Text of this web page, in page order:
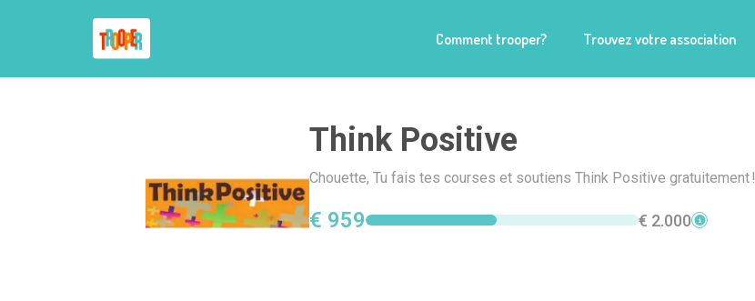
Comment trooper? Trouvez votre association
Think Positive
Chouette, Tu fais tes courses et soutiens Think Positive gratuitement !
€ 959 € 2.000